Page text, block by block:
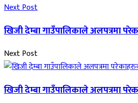
Next Post
खिजी देम्बा गाउँपालिकाले अलपत्रमा
Next Post
खिजी देम्बा गाउँपालिकाले अलपत्रमा